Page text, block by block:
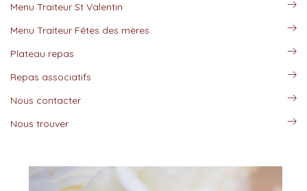
Menu Traiteur St Valentin
Menu Traiteur Fêtes des mères
Plateau repas
Repas associatifs
Nous contacter
Nous trouver